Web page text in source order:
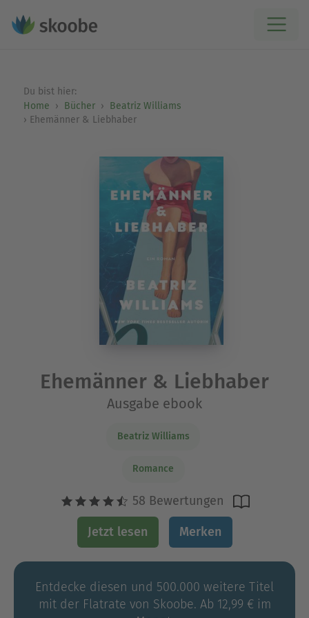
Du bist hier:
Home
Bücher
Beatriz Williams
Ehemänner & Liebhaber
Ehemänner & Liebhaber
Ausgabe ebook
Beatriz Williams
Romance
58 Bewertungen
Jetzt lesen Merken
Entdecke diesen und 500.000 weitere Titel
mit der Flatrate von Skoobe. Ab 12,99 € im